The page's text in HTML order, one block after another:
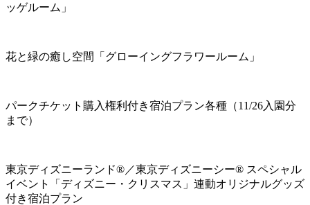
ッゲルーム」
花と緑の癒し空間「グローイングフラワールーム」
パークチケット購入権利付き宿泊プラン各種（11/26入園分
まで）
東京ディズニーランド®／東京ディズニーシー® スペシャル
イベント「ディズニー・クリスマス」連動オリジナルグッズ
付き宿泊プラン